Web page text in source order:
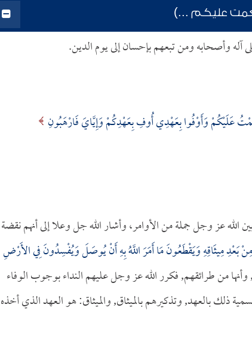
عليكم ...)
آله وأصحابه ومن تبعهم بإحسان إلى يوم الدين.
عَلَيْكُمْ وَأَوْفُوا بِعَهْدِي أُوفِ بِعَهْدِكُمْ وَإِيَّايَ فَارْهَبُونِ
الله عز وجل جملة من الأوامر، وأشار الله جل وعلا إلى أنهم نقضة
بَعْدِ مِيثَاقِهِ وَيَقْطَعُونَ مَا أَمَرَ اللَّهُ بِهِ أَنْ يُوصَلَ وَيُفْسِدُونَ فِي الأَرْضِ
وأنها من طرائقهم, فكرر الله عز وجل عليهم النداء بوجوب الوفاء
ذلك بالعهد, وتذكيرهم بالميثاق, والميثاق: هو العهد الذي أخذه